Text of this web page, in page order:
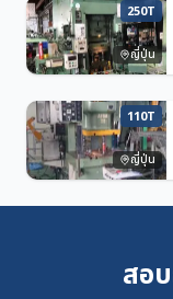
250T
ญี่ปุ่น
110T
ญี่ปุ่น
สอ